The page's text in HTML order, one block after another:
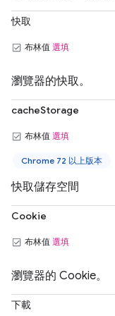
快取
布林值 選填
瀏覽器的快取。
cacheStorage
布林值 選填
Chrome 72 以上版本
快取儲存空間
Cookie
布林值 選填
瀏覽器的 Cookie。
下載